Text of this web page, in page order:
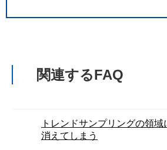
関連するFAQ
トレンドサンプリングの領域
消えてしまう